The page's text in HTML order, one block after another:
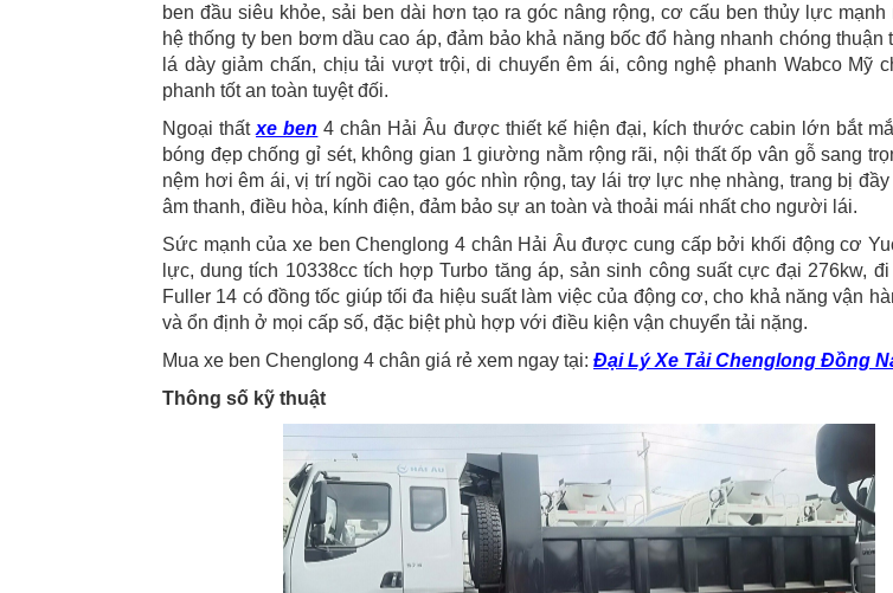
ben đầu siêu khỏe, sải ben dài hơn tạo ra góc nâng rộng, cơ cấu ben thủy lực mạnh
hệ thống ty ben bơm dầu cao áp, đảm bảo khả năng bốc đổ hàng nhanh chóng thuận
lá dày giảm chấn, chịu tải vượt trội, di chuyển êm ái, công nghệ phanh Wabco Mỹ
phanh tốt an toàn tuyệt đối.
Ngoại thấtxe ben 4 chân Hải Âu được thiết kế hiện đại, kích thước cabin lớn bắt
bóng đẹp chống gỉ sét, không gian 1 giường nằm rộng rãi, nội thất ốp vân gỗ sang
nệm hơi êm ái, vị trí ngồi cao tạo góc nhìn rộng, tay lái trợ lực nhẹ nhàng, trang bị đầy
âm thanh, điều hòa, kính điện, đảm bảo sự an toàn và thoải mái nhất cho người lái.
Sức mạnh của xe ben Chenglong 4 chân Hải Âu được cung cấp bởi khối động cơ
lực, dung tích 10338cc tích hợp Turbo tăng áp, sản sinh công suất cực đại 276kw,
Fuller 14 có đồng tốc giúp tối đa hiệu suất làm việc của động cơ, cho khả năng vận
và ổn định ở mọi cấp số, đặc biệt phù hợp với điều kiện vận chuyển tải nặng.
Mua xe ben Chenglong 4 chân giá rẻ xem ngay tại: Đại Lý Xe Tải Chenglong Đồng
Thông số kỹ thuật